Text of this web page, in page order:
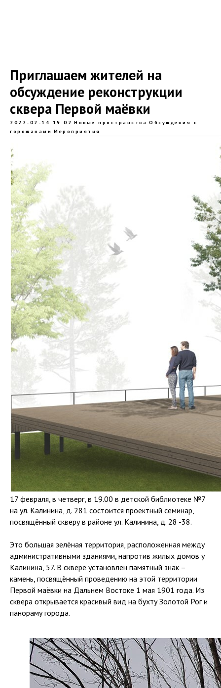
Приглашаем жителей на
обсуждение реконструкции
сквера Первой маёвки
2022-02-14 19:02 Новые пространства Обсуждения с
горожанами Мероприятия
17 февраля, в четверг, в 19.00 в детской библиотеке №7
на ул. Калинина, д. 281 состоится проектный семинар,
посвящённый скверу в районе ул. Калинина, д. 28 -38.
Это большая зелёная территория, расположенная между
административными зданиями, напротив жилых домов у
Калинина, 57. В сквере установлен памятный знак –
камень, посвящённый проведению на этой территории
Первой маёвки на Дальнем Востоке 1 мая 1901 года. Из
сквера открывается красивый вид на бухту Золотой Рог и
панораму города.